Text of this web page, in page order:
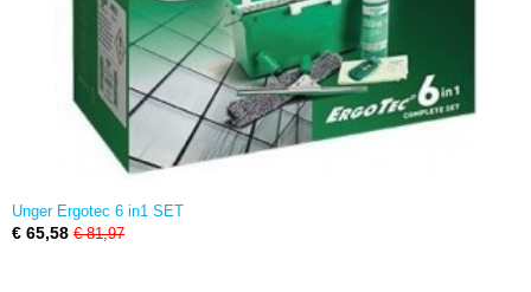
Unger Ergotec 6 in1 SET
€ 65,58 € 81,97